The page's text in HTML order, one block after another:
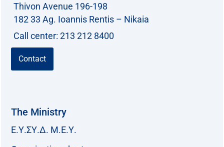
Thivon Avenue 196-198
182 33 Ag. Ioannis Rentis – Nikaia
Call center: 213 212 8400
Contact
The Ministry
Ε.Υ.ΣΥ.Δ. Μ.Ε.Υ.